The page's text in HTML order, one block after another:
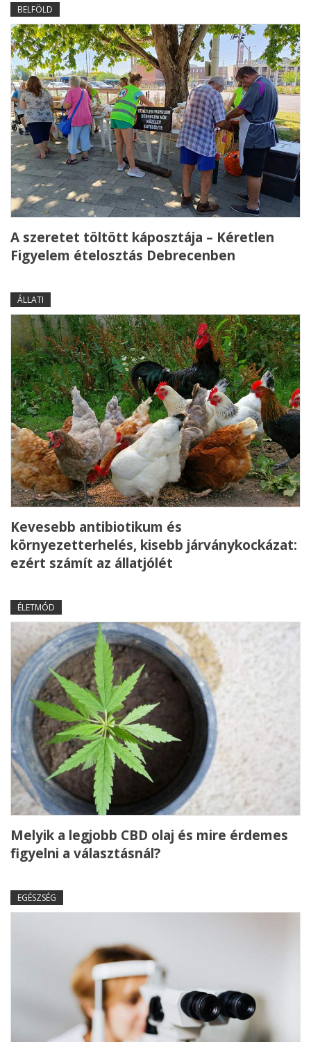
BELFÖLD
A szeretet töltött káposztája – Kéretlen
Figyelem ételosztás Debrecenben
ÁLLATI
Kevesebb antibiotikum és
környezetterhelés, kisebb járványkockázat:
ezért számít az állatjólét
ÉLETMÓD
Melyik a legjobb CBD olaj és mire érdemes
figyelni a választásnál?
EGÉSZSÉG